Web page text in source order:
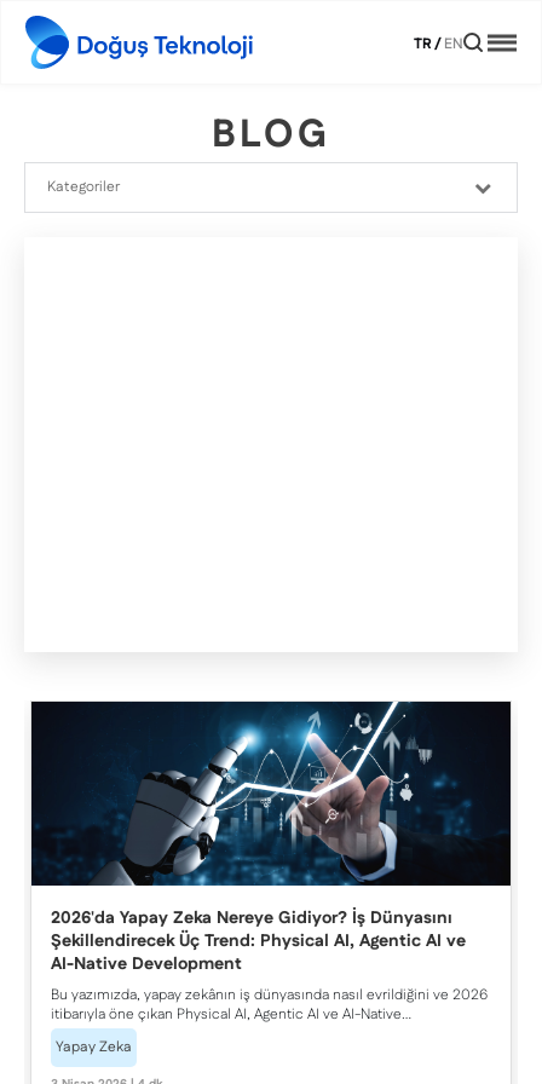
TR/EN
BLOG
2026'da Yapay Zeka Nereye Gidiyor? İş Dünyasını
Şekillendirecek Üç Trend: Physical AI, Agentic AI ve
AI-Native Development
Bu yazımızda, yapay zekânın iş dünyasında nasıl evrildiğini ve 2026
itibarıyla öne çıkan Physical AI, Agentic AI ve AI-Native
Development yaklaşımlarını ele aldık. Bu trendlerin üretimden
yazılım geliştirmeye kadar farklı alanlarda nasıl somut karşılık
bulduğunu, kurumların bu teknolojileri operasyonel süreçlerine
Yapay Zeka